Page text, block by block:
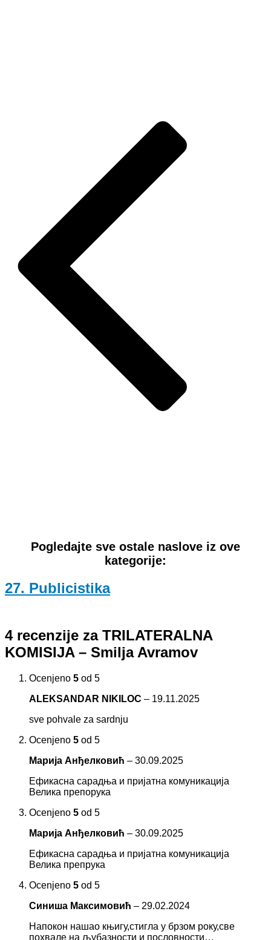
Pogledajte sve ostale naslove iz ove
kategorije:
27. Publicistika
4 recenzije za TRILATERALNA
KOMISIJA – Smilja Avramov
Ocenjeno 5 od 5
ALEKSANDAR NIKILOC – 19.11.2025
sve pohvale za sardnju
Ocenjeno 5 od 5
Марија Анђелковић – 30.09.2025
Ефикасна сарадња и пријатна комуникација
Велика препорука
Ocenjeno 5 od 5
Марија Анђелковић – 30.09.2025
Ефикасна сарадња и пријатна комуникација
Велика препрука
Ocenjeno 5 od 5
Синиша Максимовић – 29.02.2024
Напокон нашао књигу,стигла у брзом року,све
похвале на љубазности и пословности…